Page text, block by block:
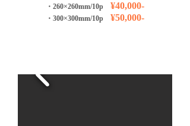
・260×260mm/10p ¥40,000-
・300×300mm/10p ¥50,000-